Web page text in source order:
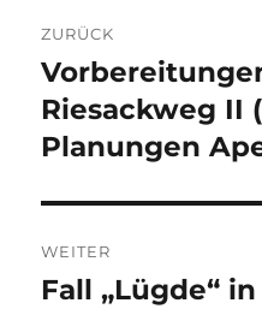
ZURÜCK
Vorheriger
Beitrag:
Riesackweg II
Planungen
WEITER
Nächster
Fall „Lügde“